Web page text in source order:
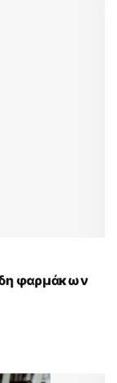
φαρμάκων